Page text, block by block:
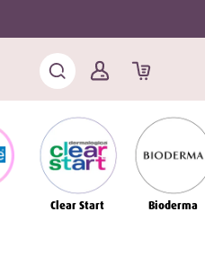
Clear Start Bioderma